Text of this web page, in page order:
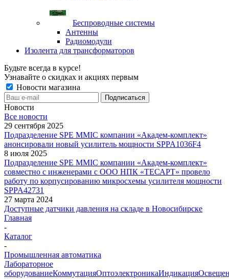
Беспроводные системы
Антенны
Радиомодули
Изолента для трансформаторов
Будьте всегда в курсе!
Узнавайте о скидках и акциях первым
Новости магазина
Новости
Все новости
29 сентября 2025
Подразделение SPE MMIC компании «Академ-комплект»
анонсировали новый усилитель мощности SPPA1036F4
8 июля 2025
Подразделение SPE MMIC компании «Академ-комплект»
совместно с инженерами с ООО НПК «ТЕСАРТ» провело
работу по корпусированию микросхемы усилителя мощности
SPPA42731
27 марта 2024
Доступные датчики давления на складе в Новосибирске
Главная
-
Каталог
-
Промышленная автоматика
Лабораторное
оборудованиеКоммутацияОптоэлектроникаИндикация